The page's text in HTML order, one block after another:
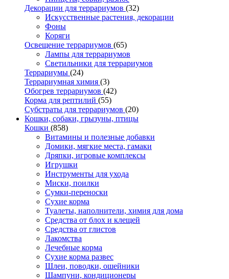
Декорации для террариумов (32)
Искусственные растения, декорации
Фоны
Коряги
Освещение террариумов (65)
Лампы для террариумов
Светильники для террариумов
Террариумы (24)
Террариумная химия (3)
Обогрев террариумов (42)
Корма для рептилий (55)
Субстраты для террариумов (20)
Кошки, собаки, грызуны, птицы
Кошки (858)
Витамины и полезные добавки
Домики, мягкие места, гамаки
Дряпки, игровые комплексы
Игрушки
Инструменты для ухода
Миски, поилки
Сумки-переноски
Сухие корма
Туалеты, наполнители, химия для дома
Средства от блох и клещей
Средства от глистов
Лакомства
Лечебные корма
Сухие корма развес
Шлеи, поводки, ошейники
Шампуни, кондиционеры